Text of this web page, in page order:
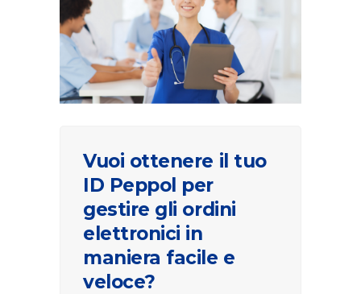
Vuoi ottenere il tuo
ID Peppol per
gestire gli ordini
elettronici in
maniera facile e
veloce?